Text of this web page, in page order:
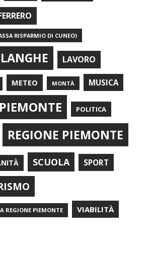
RISPARMIO DI CUNEO)
LANGHE LAVORO
METEO MONTÀ MUSICA
PIEMONTE POLITICA
REGIONE PIEMONTE
SCUOLA SPORT
REGIONE PIEMONTE VIABILITÀ